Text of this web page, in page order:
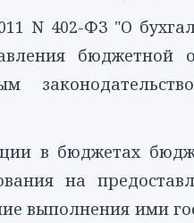
N 402-ФЗ "О
бюджетной
в бюджетах
на
выполнения ими